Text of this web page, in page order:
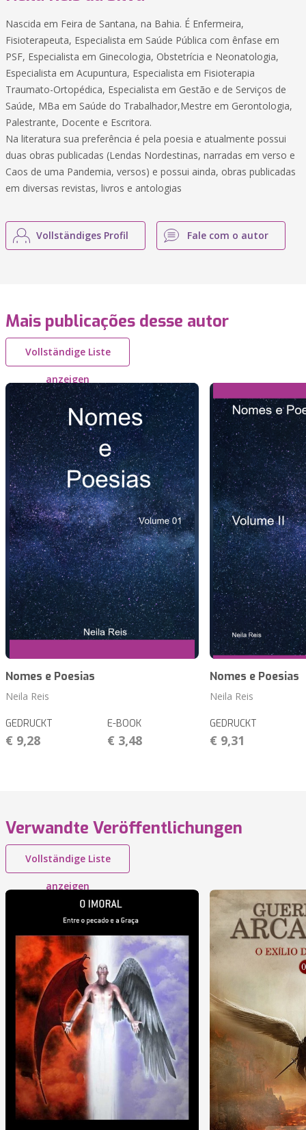
Nascida em Feira de Santana, na Bahia. É Enfermeira,
Fisioterapeuta, Especialista em Saúde Pública com ênfase em
PSF, Especialista em Ginecologia, Obstetrícia e Neonatologia,
Especialista em Acupuntura, Especialista em Fisioterapia
Traumato-Ortopédica, Especialista em Gestão e de Serviços de
Saúde, MBa em Saúde do Trabalhador,Mestre em Gerontologia,
Palestrante, Docente e Escritora.
Na literatura sua preferência é pela poesia e atualmente possui
duas obras publicadas (Lendas Nordestinas, narradas em verso e
Caos de uma Pandemia, versos) e possui ainda, obras publicadas
em diversas revistas, livros e antologias
Vollständiges Profil Fale com o autor
Mais publicações desse autor
Vollständige Liste
anzeigen
Nomes e Poesias
Neila Reis
GEDRUCKT
€ 9,28
E-BOOK
€ 3,48
Nomes e Poesias
Neila Reis
GEDRUCKT
€ 9,31
Verwandte Veröffentlichungen
Vollständige Liste
anzeigen